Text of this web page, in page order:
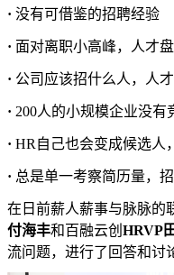
· 没有可借鉴的招聘经验
· 面对离职小高峰，人才
· 公司应该招什么人，人
· 200人的小规模企业没有
· HR自己也会变成候选人
· 总是单一考察简历量，
在日前薪人薪事与脉脉的
付海丰和百融云创 HRVP
流问题，进行了回答和讨